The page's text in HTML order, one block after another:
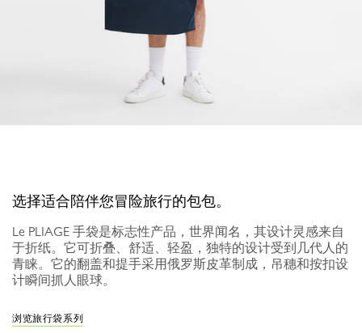
选择适合陪伴您冒险旅行的包包。
Le PLIAGE 手袋是标志性产品，世界闻名，其设计灵感来自
于折纸。它可折叠、舒适、轻盈，独特的设计受到几代人的
青睐。它的翻盖和提手采用俄罗斯皮革制成，吊穗和按扣设
计瞬间抓人眼球。
浏览旅行袋系列